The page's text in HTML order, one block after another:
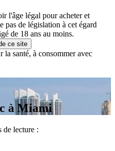
l'âge légal pour acheter et
pas de législation à cet égard
de 18 ans au moins.
ce site
la santé, à consommer avec
à Miami
de lecture :